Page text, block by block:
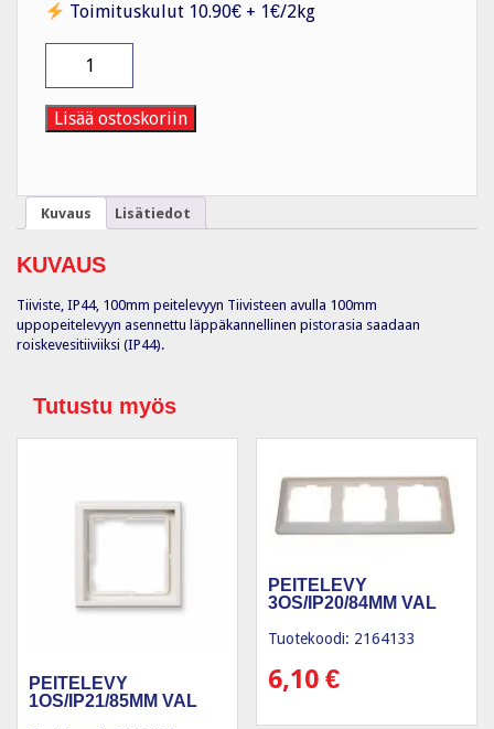
Toimituskulut 10.90€ + 1€/2kg
100mm
peitelevyyn
määrä
Lisää ostoskoriin
Kuvaus Lisätiedot
KUVAUS
Tiiviste, IP44, 100mm peitelevyyn Tiivisteen avulla 100mm
uppopeitelevyyn asennettu läppäkannellinen pistorasia saadaan
roiskevesitiiviiksi (IP44).
Tutustu myös
PEITELEVY
1OS/IP21/85MM VAL
PEITELEVY
3OS/IP20/84MM VAL
Tuotekoodi: 2164133
6,10€